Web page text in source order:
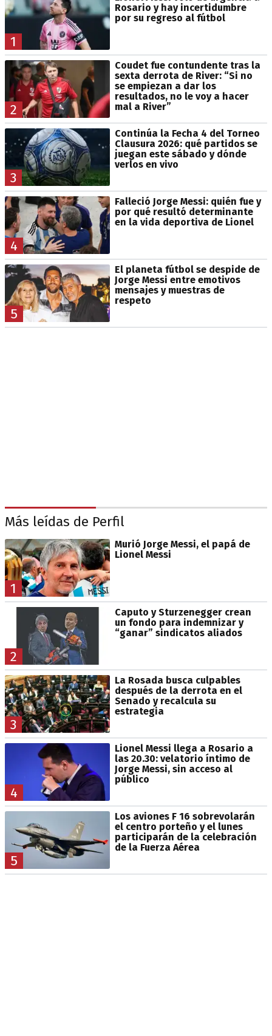
1
Rosario y hay incertidumbre
por su regreso al fútbol
2
Coudet fue contundente tras la
sexta derrota de River: “Si no
se empiezan a dar los
resultados, no le voy a hacer
mal a River”
3
Continúa la Fecha 4 del Torneo
Clausura 2026: qué partidos se
juegan este sábado y dónde
verlos en vivo
4
Falleció Jorge Messi: quién fue y
por qué resultó determinante
en la vida deportiva de Lionel
5
El planeta fútbol se despide de
Jorge Messi entre emotivos
mensajes y muestras de
respeto
Más leídas de Perfil
1
Murió Jorge Messi, el papá de
Lionel Messi
2
Caputo y Sturzenegger crean
un fondo para indemnizar y
“ganar” sindicatos aliados
3
La Rosada busca culpables
después de la derrota en el
Senado y recalcula su
estrategia
4
Lionel Messi llega a Rosario a
las 20.30: velatorio íntimo de
Jorge Messi, sin acceso al
público
5
Los aviones F 16 sobrevolarán
el centro porteño y el lunes
participarán de la celebración
de la Fuerza Aérea